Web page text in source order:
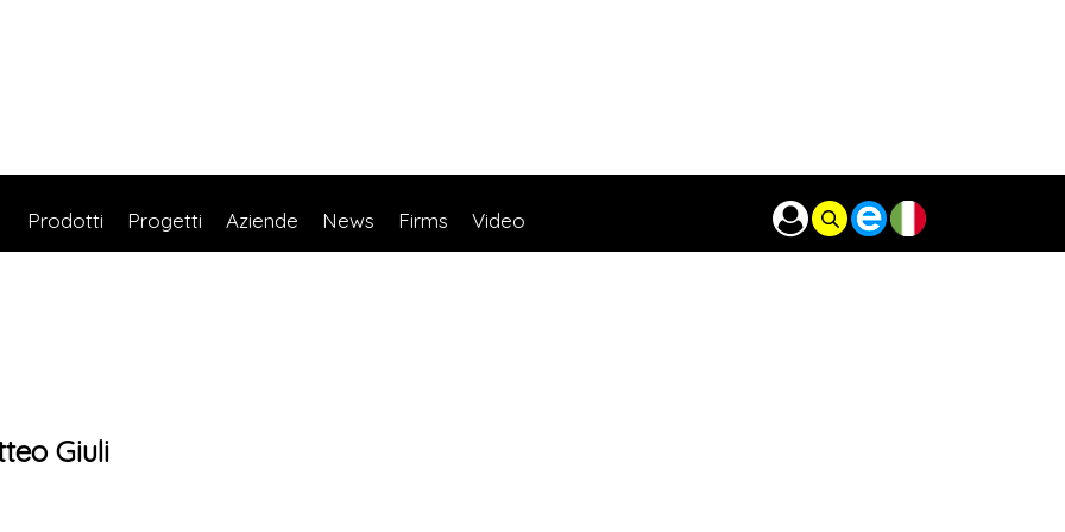
Prodotti Progetti Aziende News Firms Video
Giuli